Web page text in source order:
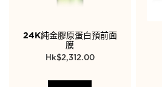
24K純金膠原蛋白預前面
膜
$2,312.00